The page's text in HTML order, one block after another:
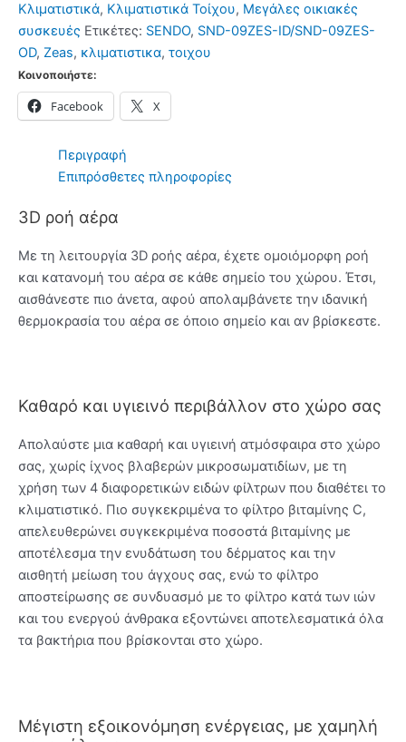
9.000BTU
Κλιματιστικά
White
Κλιματιστικά, Κλιματιστικά Τοίχου, Μεγάλες οικιακές
συσκευές Ετικέτες: SENDO, SND-09ZES-ID/SND-09ZES-
OD, Zeas, κλιματιστικα, τοιχου
Κοινοποιήστε:
Facebook X
Περιγραφή
Επιπρόσθετες πληροφορίες
3D ροή αέρα
Με τη λειτουργία 3D ροής αέρα, έχετε ομοιόμορφη ροή
και κατανομή του αέρα σε κάθε σημείο του χώρου. Έτσι,
αισθάνεστε πιο άνετα, αφού απολαμβάνετε την ιδανική
θερμοκρασία του αέρα σε όποιο σημείο και αν βρίσκεστε.
Καθαρό και υγιεινό περιβάλλον στο χώρο σας
Απολαύστε μια καθαρή και υγιεινή ατμόσφαιρα στο χώρο
σας, χωρίς ίχνος βλαβερών μικροσωματιδίων, με τη
χρήση των 4 διαφορετικών ειδών φίλτρων που διαθέτει το
κλιματιστικό. Πιο συγκεκριμένα το φίλτρο βιταμίνης C,
απελευθερώνει συγκεκριμένα ποσοστά βιταμίνης με
αποτέλεσμα την ενυδάτωση του δέρματος και την
αισθητή μείωση του άγχους σας, ενώ το φίλτρο
αποστείρωσης σε συνδυασμό με το φίλτρο κατά των ιών
και του ενεργού άνθρακα εξοντώνει αποτελεσματικά όλα
τα βακτήρια που βρίσκονται στο χώρο.
Μέγιστη εξοικονόμηση ενέργειας, με χαμηλή